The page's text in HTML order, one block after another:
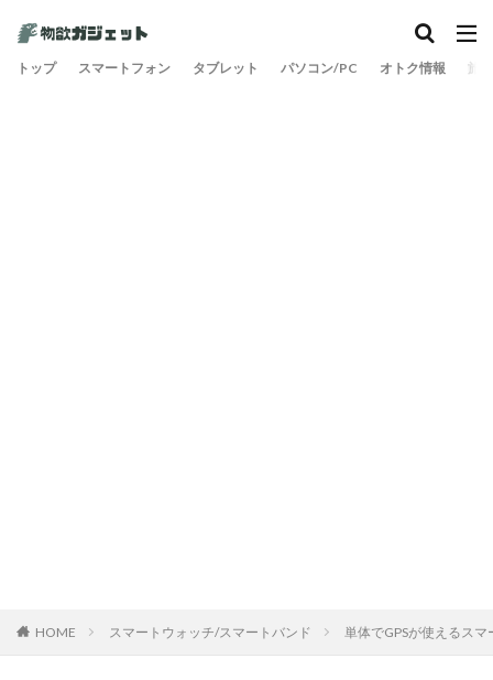
トップ スマートフォン タブレット パソコン/PC オトク情報 旅
HOME スマートウォッチ/スマートバンド 単体でGPSが使えるス